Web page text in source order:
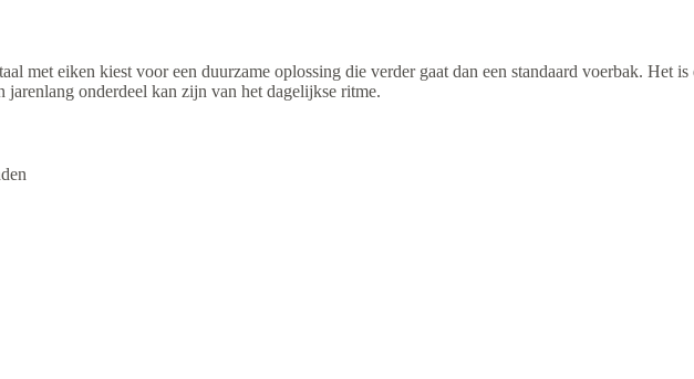
met eiken kiest voor een duurzame oplossing die verder gaat dan een standaard voerbak. Het
onderdeel kan zijn van het dagelijkse ritme.